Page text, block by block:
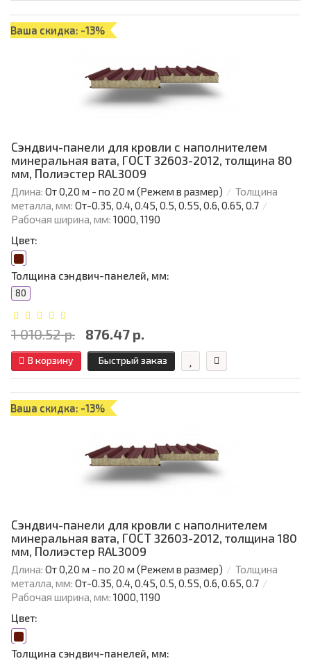
Ваша скидка: -13%
Сэндвич-панели для кровли с наполнителем
минеральная вата, ГОСТ 32603-2012, толщина 80
мм, Полиэстер RAL3009
Длина: От 0,20 м - по 20 м (Режем в размер)
Толщина
металла, мм: От-0.35, 0.4, 0.45, 0.5, 0.55, 0.6, 0.65, 0.7
Рабочая ширина, мм: 1000, 1190
Цвет:
Толщина сэндвич-панелей, мм:
80
1 010.52 р. 876.47 р.
В корзину Быстрый заказ
Ваша скидка: -13%
Сэндвич-панели для кровли с наполнителем
минеральная вата, ГОСТ 32603-2012, толщина 180
мм, Полиэстер RAL3009
Длина: От 0,20 м - по 20 м (Режем в размер)
Толщина
металла, мм: От-0.35, 0.4, 0.45, 0.5, 0.55, 0.6, 0.65, 0.7
Рабочая ширина, мм: 1000, 1190
Цвет:
Толщина сэндвич-панелей, мм: